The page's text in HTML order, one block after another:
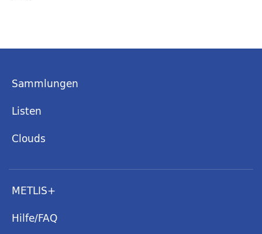
Sammlungen
Listen
Clouds
METLIS+
Hilfe/FAQ